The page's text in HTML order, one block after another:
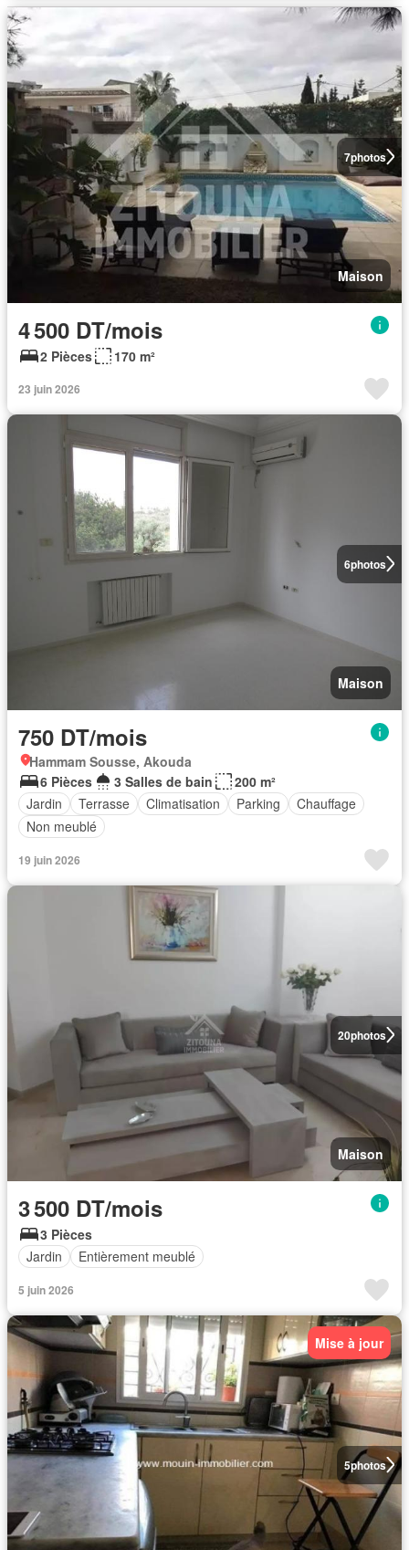
7photos
Maison
4 500 DT/mois
2 Pièces 170 m²
23 juin 2026
6photos
Maison
750 DT/mois
Hammam Sousse, Akouda
6 Pièces
3 Salles de bain
200 m²
Jardin
Terrasse Climatisation Parking
Chauffage
Non meublé
19 juin 2026
20photos
Maison
3 500 DT/mois
3 Pièces
Jardin
Entièrement meublé
5 juin 2026
5photos
Mise à jour